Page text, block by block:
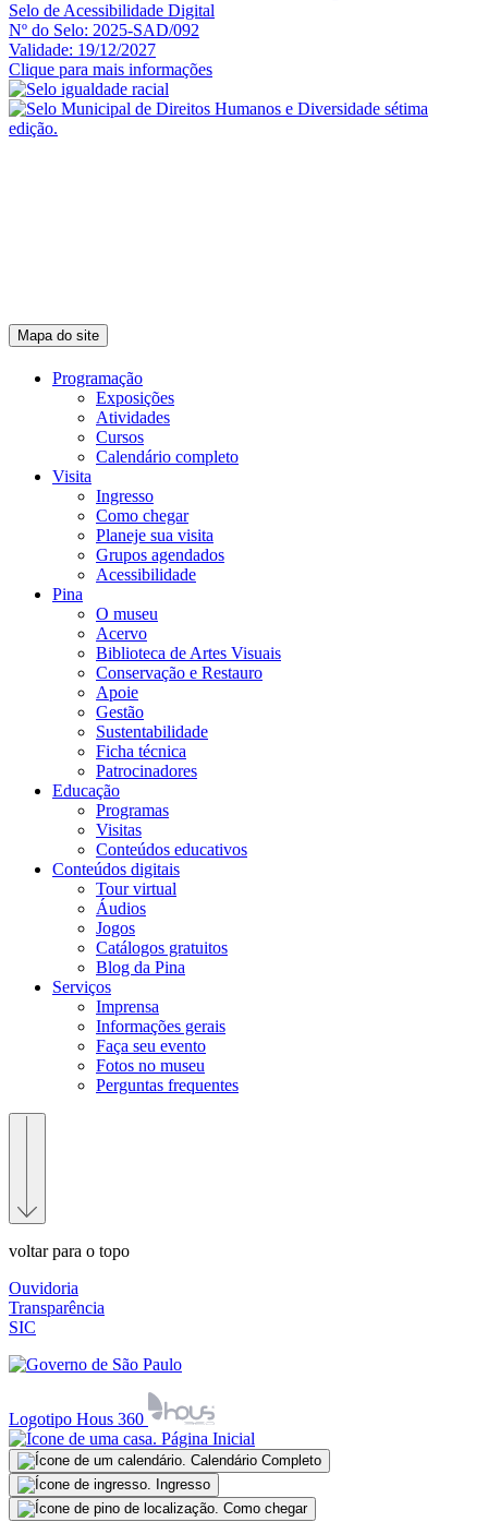
Selo de Acessibilidade Digital
Nº do Selo: 2025-SAD/092
Validade: 19/12/2027
Clique para mais informações
Mapa do site
Programação
Exposições
Atividades
Cursos
Calendário completo
Visita
Ingresso
Como chegar
Planeje sua visita
Grupos agendados
Acessibilidade
Pina
O museu
Acervo
Biblioteca de Artes Visuais
Conservação e Restauro
Apoie
Gestão
Sustentabilidade
Ficha técnica
Patrocinadores
Educação
Programas
Visitas
Conteúdos educativos​
Conteúdos digitais
Tour virtual
Áudios
Jogos
Catálogos gratuitos
Blog da Pina
Serviços
Imprensa
Informações gerais
Faça seu evento
Fotos no museu
Perguntas frequentes
voltar para o topo
Ouvidoria
Transparência
SIC
Logotipo Hous 360
Página Inicial
Calendário Completo
Ingresso
Como chegar